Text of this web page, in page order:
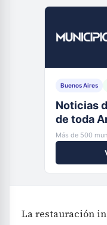
de toda
Más de 500
permaneció en